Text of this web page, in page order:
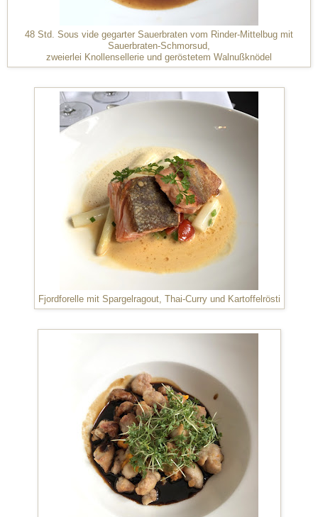
48 Std. Sous vide gegarter Sauerbraten vom Rinder-Mittelbug mit
Sauerbraten-Schmorsud,
zweierlei Knollensellerie und geröstetem Walnußknödel
Fjordforelle mit Spargelragout, Thai-Curry und Kartoffelrösti